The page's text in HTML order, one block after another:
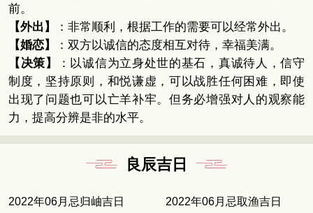
前。
【外出】
：非常顺利，根据工作的需要可以经常外出。
【婚恋】
：双方以诚信的态度相互对待，幸福美满。
【决策】
：以诚信为立身处世的基石，真诚待人，信守
制度，坚持原则，和悦谦虚，可以战胜任何困难，即使
出现了问题也可以亡羊补牢。但务必增强对人的观察能
力，提高分辨是非的水平。
良辰吉日
2022年06月忌归岫吉日 2022年06月忌取渔吉日